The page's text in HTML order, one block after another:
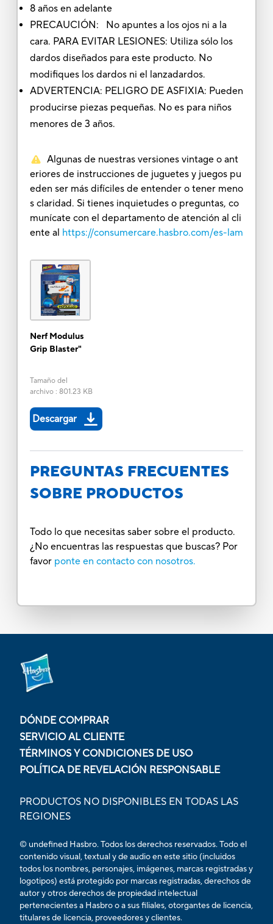
8 años en adelante
PRECAUCIÓN: No apuntes a los ojos ni a la
cara. PARA EVITAR LESIONES: Utiliza sólo los
dardos diseñados para este producto. No
modifiques los dardos ni el lanzadardos.
ADVERTENCIA: PELIGRO DE ASFIXIA: Pueden
producirse piezas pequeñas. No es para niños
menores de 3 años.
Algunas de nuestras versiones vintage o ant
eriores de instrucciones de juguetes y juegos pu
eden ser más difíciles de entender o tener meno
s claridad. Si tienes inquietudes o preguntas, co
munícate con el departamento de atención al cli
ente al https://consumercare.hasbro.com/es-lam
Nerf Modulus
Grip Blaster"
Tamaño del
archivo: 801.23 KB
Descargar
PREGUNTAS FRECUENTES
SOBRE PRODUCTOS
Todo lo que necesitas saber sobre el producto.
¿No encuentras las respuestas que buscas? Por
favor ponte en contacto con nosotros.
DÓNDE COMPRAR
SERVICIO AL CLIENTE
TÉRMINOS Y CONDICIONES DE USO
POLÍTICA DE REVELACIÓN RESPONSABLE
PRODUCTOS NO DISPONIBLES EN TODAS LAS
REGIONES
© undefined Hasbro. Todos los derechos reservados. Todo el
contenido visual, textual y de audio en este sitio (incluidos
todos los nombres, personajes, imágenes, marcas registradas y
logotipos) está protegido por marcas registradas, derechos de
autor y otros derechos de propiedad intelectual
pertenecientes a Hasbro o a sus filiales, otorgantes de licencia,
titulares de licencia, proveedores y clientes.